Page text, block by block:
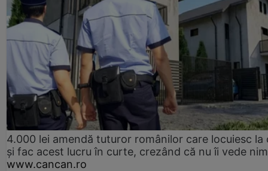
4.000 lei amendă tuturor românilor care locuiesc la
și fac acest lucru în curte, crezând că nu îi vede
www.cancan.ro